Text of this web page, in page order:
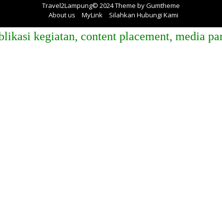
Travel2Lampung© 2024 Theme byGumtheme
About us
MyLink Silahkan Hubungi Kami
content placement, media